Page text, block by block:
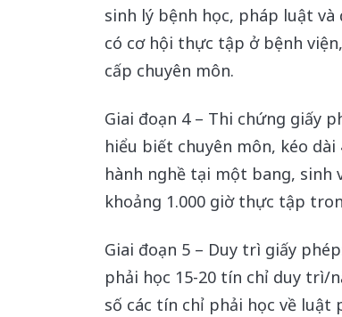
sinh lý bệnh học, pháp luật
có cơ hội thực tập ở bệnh
cấp chuyên môn.
Giai đoạn 4 – Thi chứng giấy
hiểu biết chuyên môn, kéo
hành nghề tại một bang, sinh
khoảng 1.000 giờ thực tập
Giai đoạn 5 – Duy trì giấy
phải học 15-20 tín chỉ duy trì/
số các tín chỉ phải học về luật